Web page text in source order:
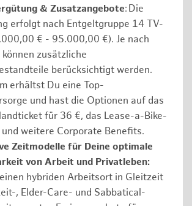
& Zusatzangebote: Die
erfolgt nach Entgeltgruppe 14 TV-
€ - 95.000,00 €). Je nach
können zusätzliche
berücksichtigt werden.
erhältst Du eine Top-
und hast die Optionen auf das
für 36 €, das Lease-a-Bike-
weitere Corporate Benefits.
Zeitmodelle für Deine optimale
von Arbeit und Privatleben:
hybriden Arbeitsort in Gleitzeit
, Elder-Care- und Sabbatical-